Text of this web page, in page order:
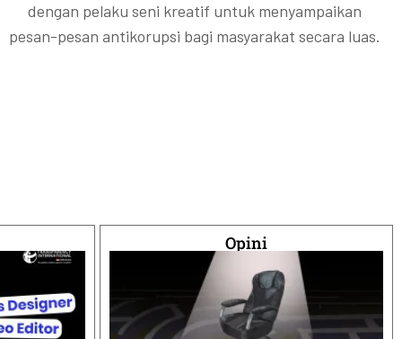
dengan pelaku seni kreatif untuk menyampaikan
pesan-pesan antikorupsi bagi masyarakat secara luas.
Opini